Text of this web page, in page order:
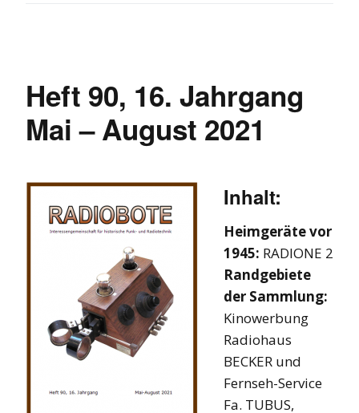
Heft 90, 16. Jahrgang
Mai – August 2021
Inhalt:
Heimgeräte vor
1945: RADIONE 2
Randgebiete
der Sammlung:
Kinowerbung
Radiohaus
BECKER und
Fernseh-Service
Fa. TUBUS,